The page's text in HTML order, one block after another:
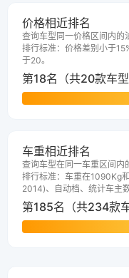
价格相近排名
查询车型同一价格区间内的
排行标准：价格差别小于
于20。
第18名（共20款车型
车重相近排名
查询车型在同一车重区间内
排行标准：车重在1090Kg
2014)、自动档、统计车主
第185名（共234款车